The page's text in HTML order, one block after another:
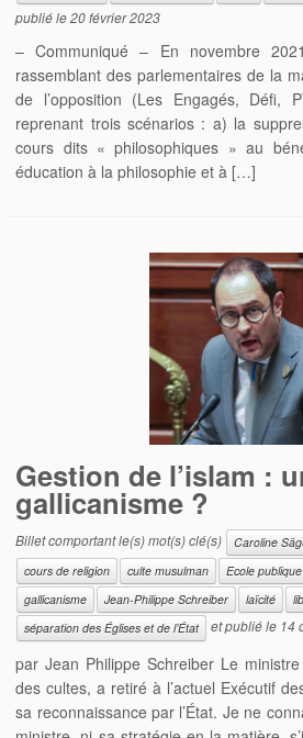
publié le20 février 2023
– Communiqué – En novembre
rassemblant des parlementaires de la
de l’opposition (Les Engagés, Défi,
reprenant trois scénarios : a) la
cours dits « philosophiques » au
éducation à la philosophie et à […]
Gestion de l’islam :
gallicanisme ?
Billet comportant le(s) mot(s) clé(s) Caroline
cours de religion
culte musulman Ecole publique
gallicanisme
Jean-Philippe Schreiber laïcité
séparation des Églises et de l’État
et publié le 14
par Jean Philippe Schreiber Le
des cultes, a retiré à l’actuel Exécutif
sa reconnaissance par l’État. Je ne